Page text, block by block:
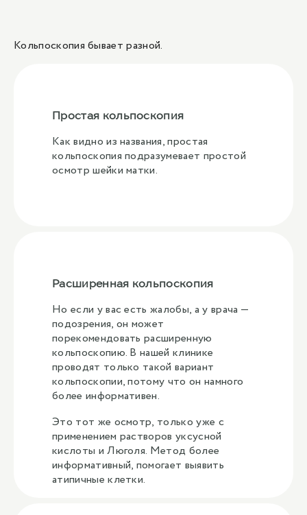
Кольпоскопия бывает разной.
Простая кольпоскопия
Как видно из названия, простая
кольпоскопия подразумевает простой
осмотр шейки матки.
Расширенная кольпоскопия
Но если у вас есть жалобы, а у врача —
подозрения, он может
порекомендовать расширенную
кольпоскопию. В нашей клинике
проводят только такой вариант
кольпоскопии, потому что он намного
более информативен.
Это тот же осмотр, только уже с
применением растворов уксусной
кислоты и Люголя. Метод более
информативный, помогает выявить
атипичные клетки.